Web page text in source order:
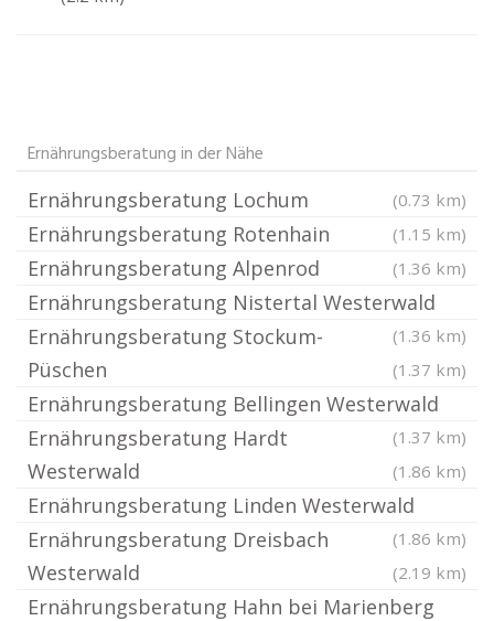
Ernährungsberatung in der Nähe
Ernährungsberatung Lochum (0.73 km)
Ernährungsberatung Rotenhain (1.15 km)
Ernährungsberatung Alpenrod (1.36 km)
Ernährungsberatung Nistertal Westerwald
(1.36 km)
Ernährungsberatung Stockum-
Püschen
(1.37 km)
Ernährungsberatung Bellingen Westerwald
(1.37 km)
Ernährungsberatung Hardt
Westerwald
(1.86 km)
Ernährungsberatung Linden Westerwald
(1.86 km)
Ernährungsberatung Dreisbach
Westerwald
(2.19 km)
Ernährungsberatung Hahn bei Marienberg